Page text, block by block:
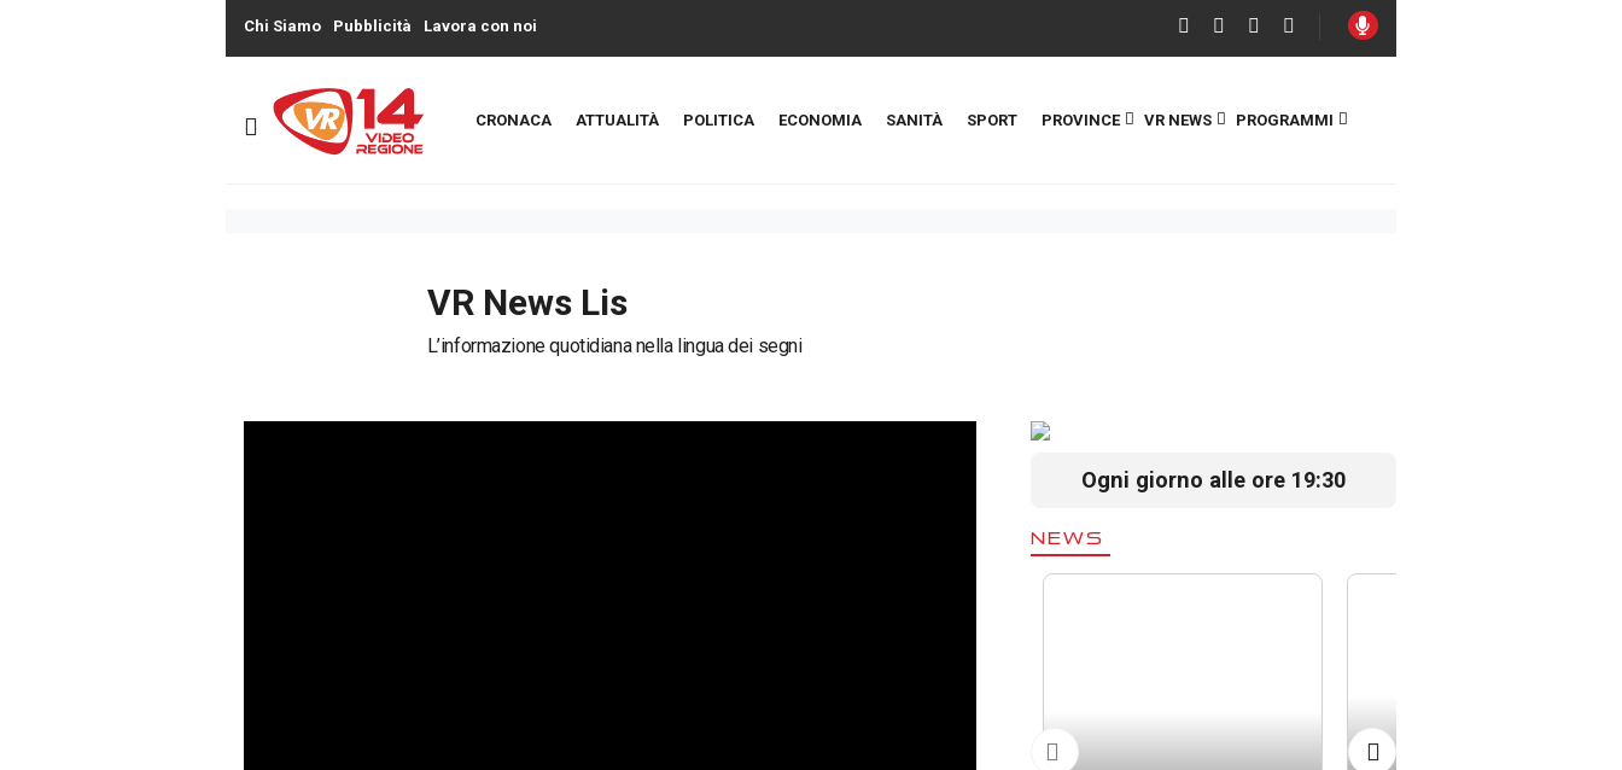
Chi Siamo Pubblicità Lavora con noi
CRONACA ATTUALITÀ POLITICA ECONOMIA SANITÀ SPORT PROVINCE VR NEWS PROGRAMMI
VR News Lis
L’informazione quotidiana nella lingua dei segni
Ogni giorno alle ore 19:30
NEWS